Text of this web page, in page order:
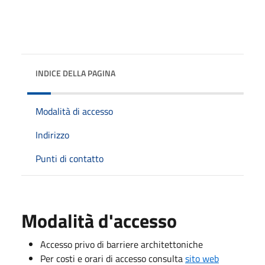
INDICE DELLA PAGINA
Modalità di accesso
Indirizzo
Punti di contatto
Modalità d'accesso
Accesso privo di barriere architettoniche
Per costi e orari di accesso consultasito web